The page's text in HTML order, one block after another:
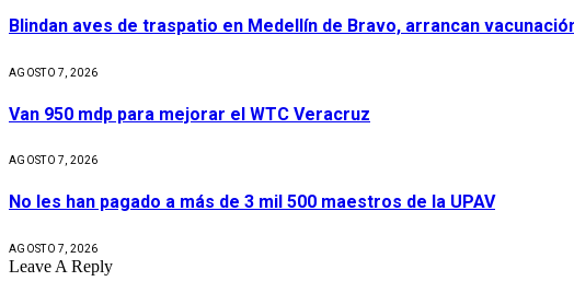
Blindan aves de traspatio en Medellín de Bravo, arrancan
AGOSTO 7, 2026
Van 950 mdp para mejorar el WTC Veracruz
AGOSTO 7, 2026
No les han pagado a más de 3 mil 500 maestros de la UPAV
AGOSTO 7, 2026
Leave A Reply